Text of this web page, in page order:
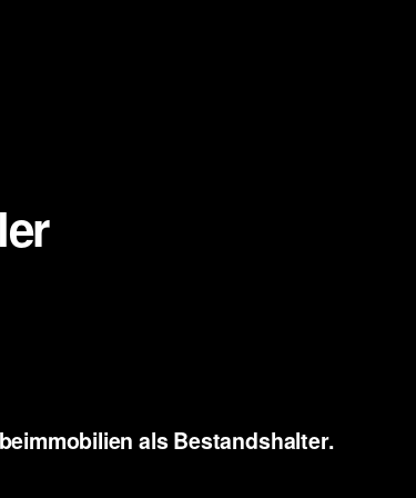
als Bestandshalter.